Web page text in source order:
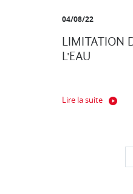
04/08/22
LIMITATION
L'EAU
Lire la suite